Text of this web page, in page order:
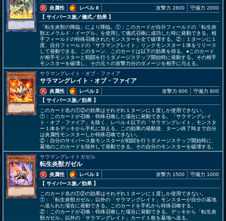
炎属性
レベル 8
【 サイバース族／儀式／効果 】
攻撃力 2800 守備力 2000
「転生炎獣の降臨」により降臨。①：このカードが自分フィールドの「転生炎
獣エメラルド・イーグル」を使用して儀式召喚に成功した時に発動できる。相
手フィールドの特殊召喚されたモンスターを全て破壊する。②：１ターンに１
度、自分フィールドの「サラマングレイト」リンクモンスター１体をリリース
して発動できる。このターン、このカードは以下の効果を得る。●このカード
が相手モンスターと戦闘を行うダメージステップ開始時に発動する。その相手
モンスターを破壊し、その元々の攻撃力分のダメージを相手に与える。
サラマングレイト・オブ・ファイア
サラマングレイト・オブ・ファイア
炎属性
レベル 2
【 サイバース族／効果 】
攻撃力 800 守備力 800
このカード名の①②の効果はそれぞれ１ターンに１度しか使用できない。
①：このカードが召喚・特殊召喚した場合に発動できる。「サラマングレイ
ト・オブ・ファイア」を除く、レベル４以下の「サラマングレイト」モンスタ
ー１体をデッキから手札に加える。この効果の発動後、ターン終了時まで自分
は炎属性モンスターしか特殊召喚できない。
②：自分のサイバース族モンスターが戦闘を行うダメージステップ開始時に、
墓地のこのカードを除外して発動できる。その自分のモンスターを破壊する。
サラマングレイトガゼル
転生炎獣ガゼル
炎属性
レベル 3
【 サイバース族／効果 】
攻撃力 1500 守備力 1000
このカード名の①②の効果はそれぞれ１ターンに１度しか使用できない。
①：「転生炎獣ガゼル」以外の「サラマングレイト」モンスターが自分の墓地
へ送られた場合に発動できる。このカードを手札から特殊召喚する。
②：このカードが召喚・特殊召喚した場合に発動できる。デッキから「転生炎
獣ガゼル」以外の「サラマングレイト」カード１枚を墓地へ送る。